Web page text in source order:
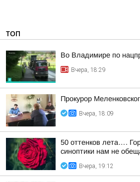
ТОП
Во Владимире по
Вчера, 18:29
Прокурор
Вчера, 18:09
50 оттенков лета….
синоптики нам не
Вчера, 19:12